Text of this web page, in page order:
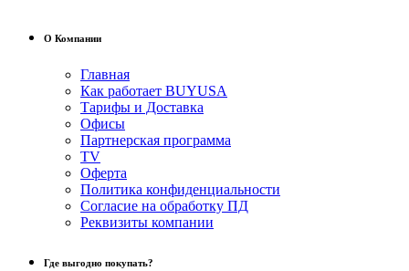
О Компании
Главная
Как работает BUYUSA
Тарифы и Доставка
Офисы
Партнерская программа
TV
Оферта
Политика конфиденциальности
Согласие на обработку ПД
Реквизиты компании
Где выгодно покупать?